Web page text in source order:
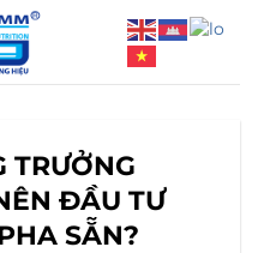
TRƯỞNG
ĐẦU TƯ
SẴN?